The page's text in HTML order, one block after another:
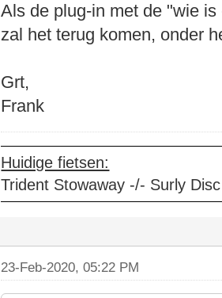
Als de plug-in met de "wie
zal het terug komen, onder
Grt,
Frank
Huidige fietsen:
Trident Stowaway -/- Surly
23-Feb-2020, 05:22 PM